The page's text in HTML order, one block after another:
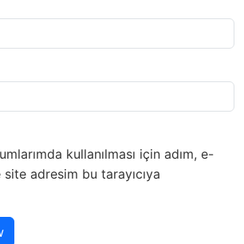
kullanılması için adım, e-
adresim bu tarayıcıya